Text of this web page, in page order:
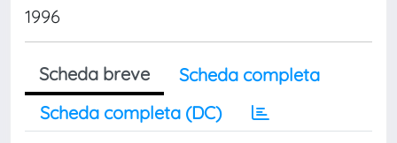
1996
Scheda breve
Scheda completa
Scheda completa (DC)